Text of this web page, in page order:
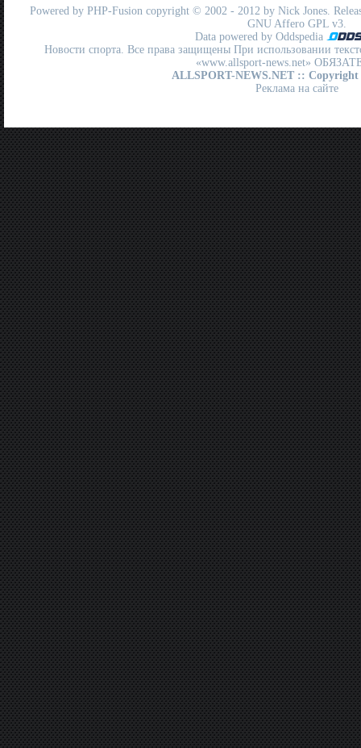
Powered by PHP-Fusion copyright © 2002 - 2012 by Nick Jones.
GNU Affero GPL v3.
Data powered by Oddspedia
Новости спорта. Все права защищены При использовании
«www.allsport-news.net»
ALLSPORT-NEWS.NET :: Copyright
Реклама на сайте